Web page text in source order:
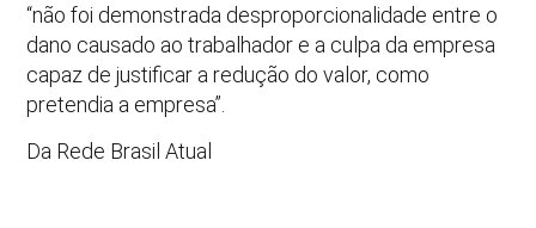
“não foi demonstrada desproporcionalidade entre o
dano causado ao trabalhador e a culpa da empresa
capaz de justificar a redução do valor, como
pretendia a empresa”.
Da Rede Brasil Atual